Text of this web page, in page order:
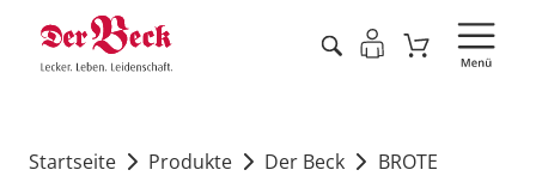
Startseite Produkte Der Beck
BROTE